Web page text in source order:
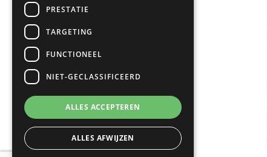
PRESTATIE
TARGETING
FUNCTIONEEL
NIET-GECLASSIFICEERD
ALLES ACCEPTEREN
ALLES AFWIJZEN